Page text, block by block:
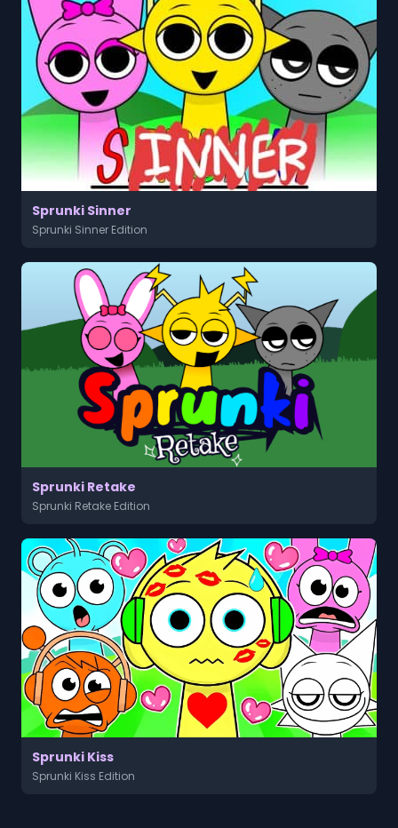
Sprunki Sinner
Sprunki Sinner Edition
Sprunki Retake
Sprunki Retake Edition
Sprunki Kiss
Sprunki Kiss Edition